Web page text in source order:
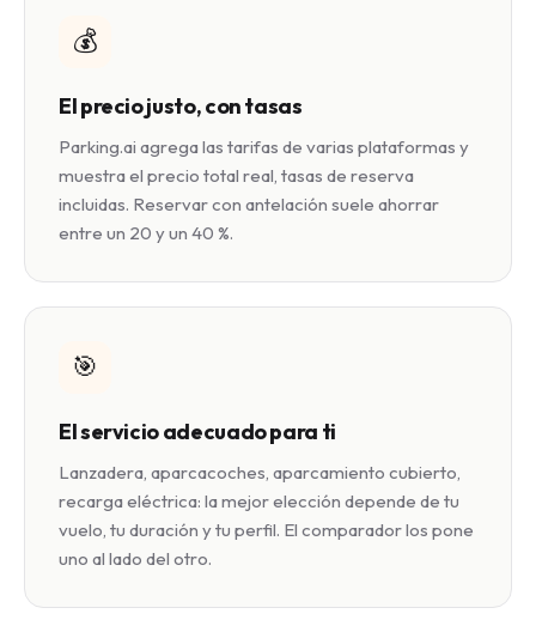
💰
El precio justo, con tasas
Parking.ai agrega las tarifas de varias plataformas y
muestra el precio total real, tasas de reserva
incluidas. Reservar con antelación suele ahorrar
entre un 20 y un 40 %.
🎯
El servicio adecuado para ti
Lanzadera, aparcacoches, aparcamiento cubierto,
recarga eléctrica: la mejor elección depende de tu
vuelo, tu duración y tu perfil. El comparador los pone
uno al lado del otro.